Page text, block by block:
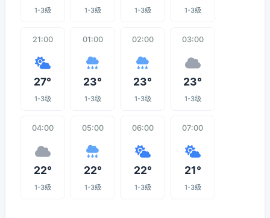
1-3级 1-3级 1-3级 1-3级
21:00
27°
1-3级
01:00
23°
1-3级
02:00
23°
1-3级
03:00
23°
1-3级
04:00
22°
1-3级
05:00
22°
1-3级
06:00
22°
1-3级
07:00
21°
1-3级